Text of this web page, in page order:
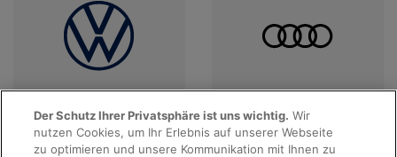
Angebote anzeigen Angebote anzeigen
Probefahrt
Der Schutz Ihrer Privatsphäre ist uns wichtig. Wir
nutzen Cookies, um Ihr Erlebnis auf unserer Webseite
zu optimieren und unsere Kommunikation mit Ihnen zu